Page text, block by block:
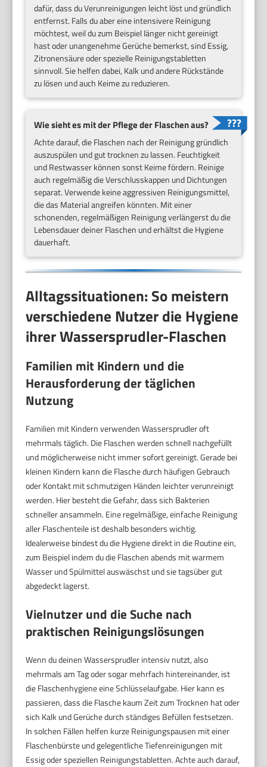
dafür, dass du Verunreinigungen leicht löst und gründlich
entfernst. Falls du aber eine intensivere Reinigung
möchtest, weil du zum Beispiel länger nicht gereinigt
hast oder unangenehme Gerüche bemerkst, sind Essig,
Zitronensäure oder spezielle Reinigungstabletten
sinnvoll. Sie helfen dabei, Kalk und andere Rückstände
zu lösen und auch Keime zu reduzieren.
Wie sieht es mit der Pflege der Flaschen aus?
Achte darauf, die Flaschen nach der Reinigung gründlich
auszuspülen und gut trocknen zu lassen. Feuchtigkeit
und Restwasser können sonst Keime fördern. Reinige
auch regelmäßig die Verschlusskappen und Dichtungen
separat. Verwende keine aggressiven Reinigungsmittel,
die das Material angreifen könnten. Mit einer
schonenden, regelmäßigen Reinigung verlängerst du die
Lebensdauer deiner Flaschen und erhältst die Hygiene
dauerhaft.
Alltagssituationen: So meistern
verschiedene Nutzer die Hygiene
ihrer Wassersprudler-Flaschen
Familien mit Kindern und die
Herausforderung der täglichen
Nutzung
Familien mit Kindern verwenden Wassersprudler oft
mehrmals täglich. Die Flaschen werden schnell nachgefüllt
und möglicherweise nicht immer sofort gereinigt. Gerade bei
kleinen Kindern kann die Flasche durch häufigen Gebrauch
oder Kontakt mit schmutzigen Händen leichter verunreinigt
werden. Hier besteht die Gefahr, dass sich Bakterien
schneller ansammeln. Eine regelmäßige, einfache Reinigung
aller Flaschenteile ist deshalb besonders wichtig.
Idealerweise bindest du die Hygiene direkt in die Routine ein,
zum Beispiel indem du die Flaschen abends mit warmem
Wasser und Spülmittel auswäschst und sie tagsüber gut
abgedeckt lagerst.
Vielnutzer und die Suche nach
praktischen Reinigungslösungen
Wenn du deinen Wassersprudler intensiv nutzt, also
mehrmals am Tag oder sogar mehrfach hintereinander, ist
die Flaschenhygiene eine Schlüsselaufgabe. Hier kann es
passieren, dass die Flasche kaum Zeit zum Trocknen hat oder
sich Kalk und Gerüche durch ständiges Befüllen festsetzen.
In solchen Fällen helfen kurze Reinigungspausen mit einer
Flaschenbürste und gelegentliche Tiefenreinigungen mit
Essig oder speziellen Reinigungstabletten. Achte auch darauf,